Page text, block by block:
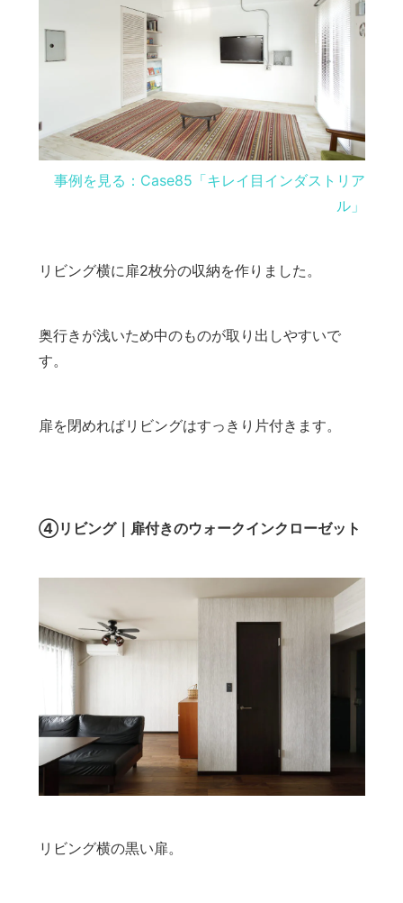
事例を見る：Case85「キレイ目インダストリア
ル」
リビング横に扉2枚分の収納を作りました。
奥行きが浅いため中のものが取り出しやすいで
す。
扉を閉めればリビングはすっきり片付きます。
④リビング｜扉付きのウォークインクローゼット
リビング横の黒い扉。